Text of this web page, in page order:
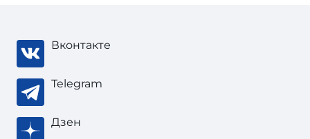
Вконтакте
Telegram
Дзен